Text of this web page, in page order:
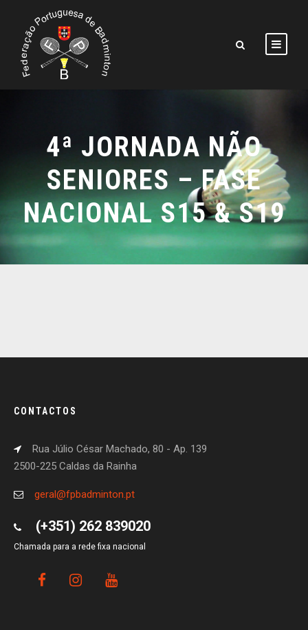
4ª JORNADA NÃO
SENIORES – FASE
NACIONAL S15 & S19
CONTACTOS
Rua Júlio César Machado, 80 - Ap. 139
2500-225 Caldas da Rainha
geral@fpbadminton.pt
(+351) 262 839020
Chamada para a rede fixa nacional